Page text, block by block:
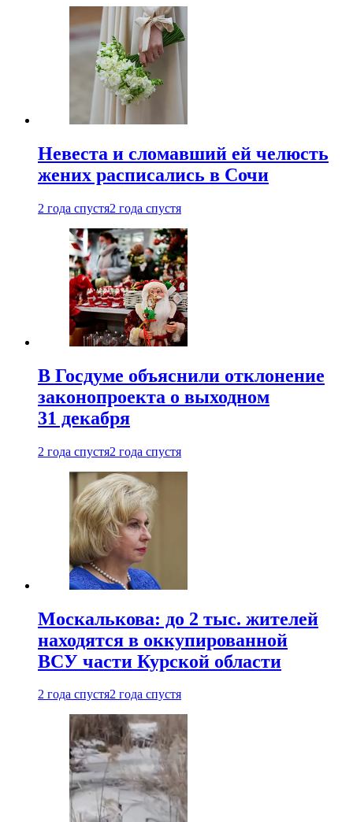
Невеста и сломавший ей челюсть
жених расписались в Сочи
2 года спустя2 года спустя
В Госдуме объяснили отклонение
законопроекта о выходном
31 декабря
2 года спустя2 года спустя
Москалькова: до 2 тыс. жителей
находятся в оккупированной
ВСУ части Курской области
2 года спустя2 года спустя